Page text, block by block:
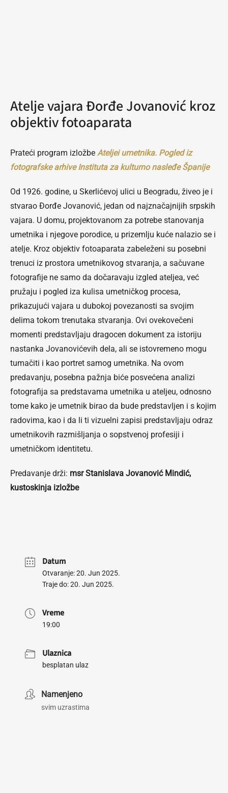
Atelje vajara Đorđe Jovanović kroz
objektiv fotoaparata
Prateći program izložbe Ateljei umetnika. Pogled iz
fotografske arhive Instituta za kulturno nasleđe Španije
Od 1926. godine, u Skerlićevoj ulici u Beogradu, živeo je i
stvarao Đorđe Jovanović, jedan od najznačajnijih srpskih
vajara. U domu, projektovanom za potrebe stanovanja
umetnika i njegove porodice, u prizemlju kuće nalazio se i
atelje. Kroz objektiv fotoaparata zabeleženi su posebni
trenuci iz prostora umetnikovog stvaranja, a sačuvane
fotografije ne samo da dočaravaju izgled ateljea, već
pružaju i pogled iza kulisa umetničkog procesa,
prikazujući vajara u dubokoj povezanosti sa svojim
delima tokom trenutaka stvaranja. Ovi ovekovečeni
momenti predstavljaju dragocen dokument za istoriju
nastanka Jovanovićevih dela, ali se istovremeno mogu
tumačiti i kao portret samog umetnika. Na ovom
predavanju, posebna pažnja biće posvećena analizi
fotografija sa predstavama umetnika u ateljeu, odnosno
tome kako je umetnik birao da bude predstavljen i s kojim
radovima, kao i da li ti vizuelni zapisi predstavljaju odraz
umetnikovih razmišljanja o sopstvenoj profesiji i
umetničkom identitetu.
Predavanje drži: msr Stanislava Jovanović Mindić,
kustoskinja izložbe
Datum
Otvaranje: 20. Jun 2025.
Traje do: 20. Jun 2025.
Vreme
19:00
Ulaznica
besplatan ulaz
Namenjeno
svim uzrastima